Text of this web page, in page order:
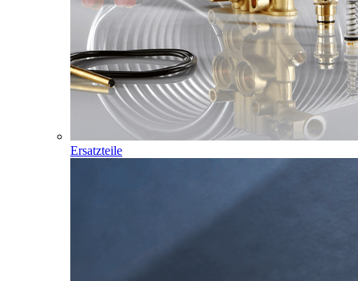
Ersatzteile